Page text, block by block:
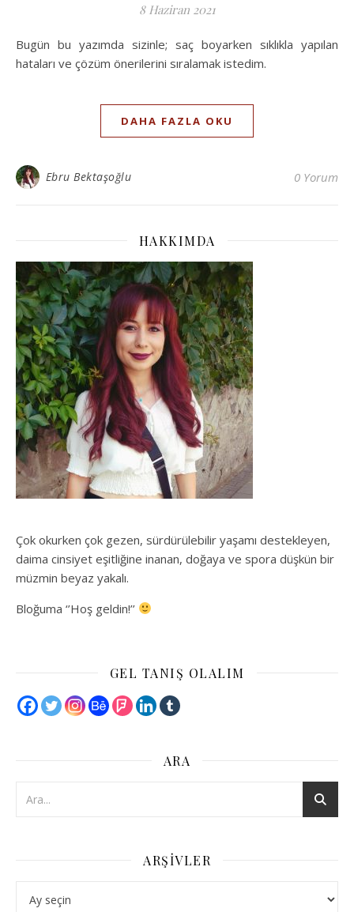
8 Haziran 2021
Bugün bu yazımda sizinle; saç boyarken sıklıkla yapılan
hataları ve çözüm önerilerini sıralamak istedim.
DAHA FAZLA OKU
Ebru Bektaşoğlu 0 Yorum
HAKKIMDA
Çok okurken çok gezen, sürdürülebilir yaşamı destekleyen,
daima cinsiyet eşitliğine inanan, doğaya ve spora düşkün bir
müzmin beyaz yakalı.
Bloğuma ‘’Hoş geldin!’’
GEL TANIŞ OLALIM
ARA
ARŞIVLER